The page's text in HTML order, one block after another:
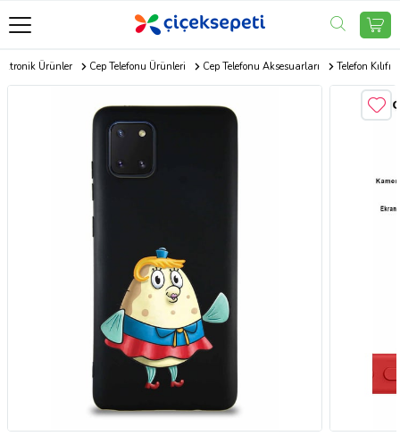
Ürünler Cep Telefonu Ürünleri Cep Telefonu Aksesuarları Telefon Kılıfı